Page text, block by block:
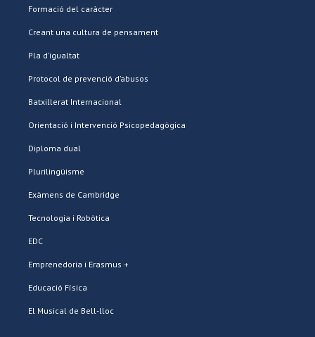
Formació del caràcter
Creant una cultura de pensament
Pla d’igualtat
Protocol de prevenció d’abusos
Batxillerat Internacional
Orientació i Intervenció Psicopedagògica
Diploma dual
Plurilingüisme
Exàmens de Cambridge
Tecnologia i Robòtica
EDC
Emprenedoria i Erasmus +
Educació Física
El Musical de Bell-lloc